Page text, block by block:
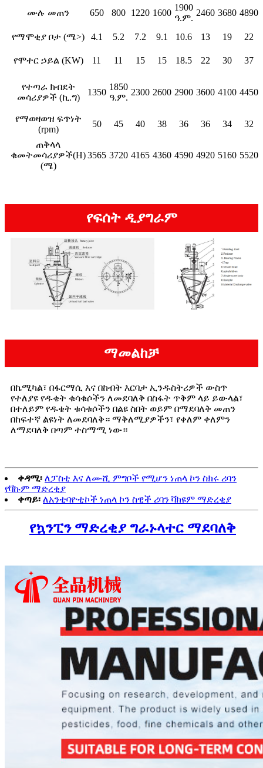
ሙሉ መጠን 650 800 1220 1600
1900
ዓ.ም.
2460 3680 4890
የማሞቂያ ቦታ (ሜ>) 4.1 5.2 7.2 9.1 10.6 13 19 22
የሞተር ኃይል (KW) 11 11 15 15 18.5 22 30 37
የተጣራ ክብደት
መሳሪያዎች (ኪ.ግ)
1350
1850
ዓ.ም.
2300 2600 2900 3600 4100 4450
የማወዛወዝ ፍጥነት
(rpm)
50 45 40 38 36 36 34 32
ጠቅላላ
ቁመትመሳሪያዎች(H)
(ሜ)
3565 3720 4165 4360 4590 4920 5160 5520
የፍሰት ዲያግራም
ማመልከቻ
በኬሚካል፣ በፋርማሲ እና በከብት እርባታ ኢንዱስትሪዎች ውስጥ
የተለያዩ የዱቄት ቁሳቁሶችን ለመደባለቅ በስፋት ጥቅም ላይ ይውላል፣
በተለይም የዱቄት ቁሳቁሶችን በልዩ ስበት ወይም በማደባለቅ መጠን
በከፍተኛ ልዩነት ለመደባለቅ። ማቅለሚያዎችን፣ የቀለም ቀለምን
ለማደባለቅ በጣም ተስማሚ ነው።
ቀዳሚ፡ ለፓስቲ እና ለሙሺ ምግቦች የሚሆን ነጠላ ኮን ስክሩ ሪባን
የቫኩም ማድረቂያ
ቀጣይ፡ ለአንቲባዮቲኮች ነጠላ ኮን ስዊች ሪባን ቫክዩም ማድረቂያ
የኳንፒን ማድረቂያ ግራኑላተር ማደባለቅ